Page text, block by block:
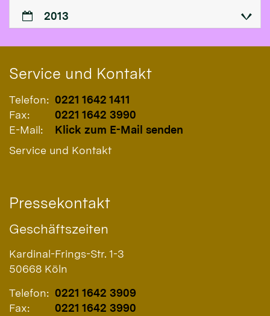
2013
Service und Kontakt
Telefon: 0221 1642 1411
Fax:
0221 1642 3990
E-Mail:
Klick zum E-Mail senden
Service und Kontakt
Pressekontakt
Geschäftszeiten
Kardinal-Frings-Str. 1-3
50668 Köln
Telefon: 0221 1642 3909
Fax:
0221 1642 3990